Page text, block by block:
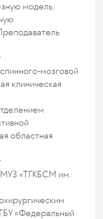
модель.
мозговой
клиническая
областная
МУЗ «ТГКБСМ им.
«Федеральный